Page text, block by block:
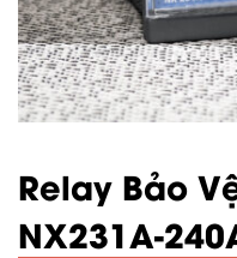
Relay Bảo
NX231A-